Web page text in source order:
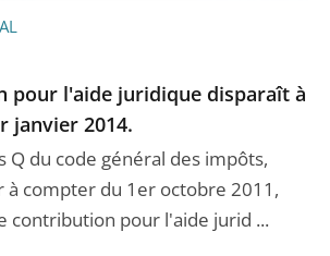
pour l'aide juridique disparaît à
janvier 2014.
Q du code général des impôts,
à compter du 1er octobre 2011,
contribution pour l'aide jurid ...